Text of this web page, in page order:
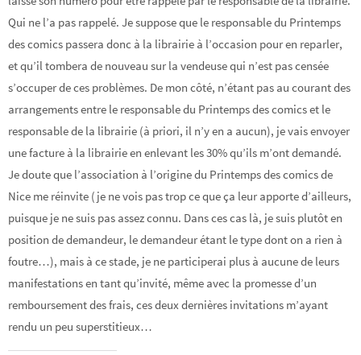
Qui ne l’a pas rappelé. Je suppose que le responsable du Printemps
des comics passera donc à la librairie à l’occasion pour en reparler,
et qu’il tombera de nouveau sur la vendeuse qui n’est pas censée
s’occuper de ces problèmes. De mon côté, n’étant pas au courant des
arrangements entre le responsable du Printemps des comics et le
responsable de la librairie (à priori, il n’y en a aucun), je vais envoyer
une facture à la librairie en enlevant les 30% qu’ils m’ont demandé.
Je doute que l’association à l’origine du Printemps des comics de
Nice me réinvite (je ne vois pas trop ce que ça leur apporte d’ailleurs,
puisque je ne suis pas assez connu. Dans ces cas là, je suis plutôt en
position de demandeur, le demandeur étant le type dont on a rien à
foutre…), mais à ce stade, je ne participerai plus à aucune de leurs
manifestations en tant qu’invité, même avec la promesse d’un
remboursement des frais, ces deux dernières invitations m’ayant
rendu un peu superstitieux…